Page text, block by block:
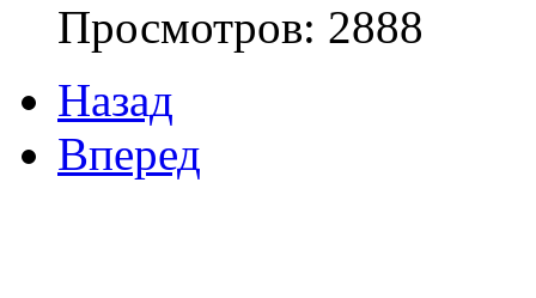
Просмотров: 2888
Назад
Вперед